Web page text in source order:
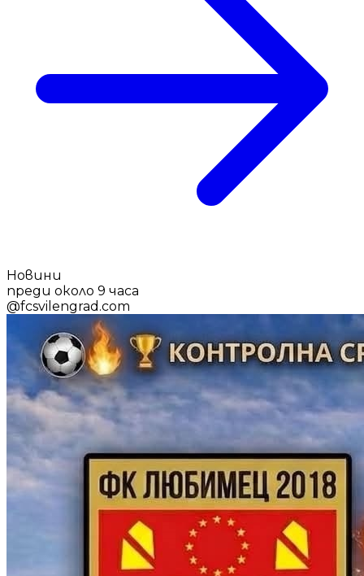
Новини
преди около 9 часа
@fcsvilengrad.com